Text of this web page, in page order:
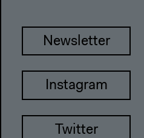
Newsletter
Instagram
Twitter